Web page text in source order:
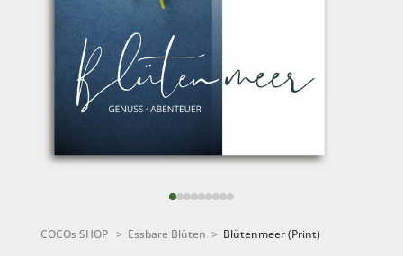
COCOs SHOP> Essbare Blüten > Blütenmeer (Print)